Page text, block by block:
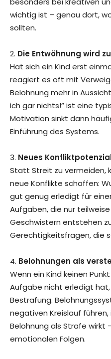
wichtig ist – genau dort,
sollten.
2. Die Entwöhnung wird
Hat sich ein Kind erst
reagiert es oft mit
Belohnung mehr in
ich gar nichts!“ ist eine
Motivation sinkt dann
Einführung des Systems.
3. Neues
Statt Streit zu vermeiden,
neue Konflikte schaffen:
gut genug erledigt für
Aufgaben, die nur
Geschwistern entstehen
Gerechtigkeitsfragen, die
4. Belohnungen als
Wenn ein Kind keinen
Aufgabe nicht erledigt
Bestrafung.
negativen Kreislauf
Belohnung als Strafe wirkt
emotionalen Folgen.